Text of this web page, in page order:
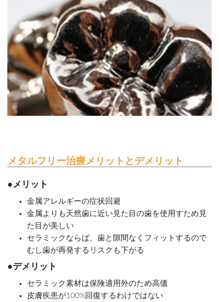
メタルフリー治療メリットとデメリット
●メリット
金属アレルギーの症状回避
金属よりも天然歯に近い見た目の歯を使用すため見
た目が美しい
セラミックならば、歯と隙間なくフィットするので
むし歯が再発するリスクも下がる
●デメリット
セラミック素材は保険適用外のため高価
皮膚疾患が100%回復するわけではない